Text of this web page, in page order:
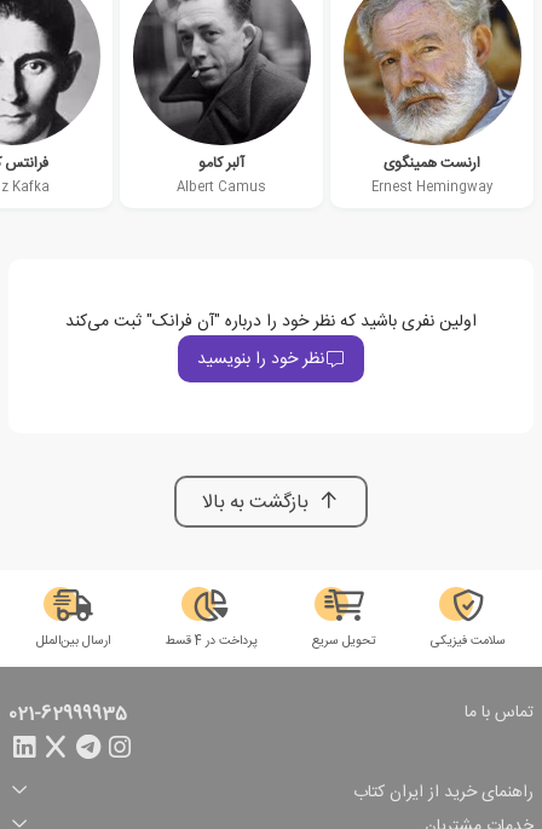
ارنست همینگوی
Ernest Hemingway
آلبر کامو
Albert Camus
فرانتس
Kafka
اولین نفری باشید که نظر خود را درباره "آن فرانک" ثبت می‌کند
نظر خود را بنویسید
بازگشت به بالا
سلامت فیزیکی تحویل سریع پرداخت در 4 قسط ارسال بین‌الملل
تماس با ما 021-62999935
راهنمای خرید از ایران کتاب